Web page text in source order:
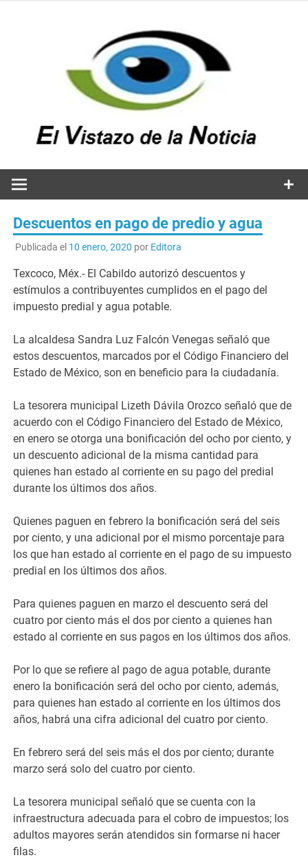
Descuentos en pago de predio y agua
Publicada el 10 enero, 2020 por Editora
Texcoco, Méx.- El Cabildo autorizó descuentos y
estímulos a contribuyentes cumplidos en el pago del
impuesto predial y agua potable.
La alcaldesa Sandra Luz Falcón Venegas señaló que
estos descuentos, marcados por el Código Financiero del
Estado de México, son en beneficio para la ciudadanía.
La tesorera municipal Lizeth Dávila Orozco señaló que de
acuerdo con el Código Financiero del Estado de México,
en enero se otorga una bonificación del ocho por ciento, y
un descuento adicional de la misma cantidad para
quienes han estado al corriente en su pago del predial
durante los últimos dos años.
Quienes paguen en febrero la bonificación será del seis
por ciento, y una adicional por el mismo porcentaje para
los que han estado al corriente en el pago de su impuesto
predial en los últimos dos años.
Para quienes paguen en marzo el descuento será del
cuatro por ciento más el dos por ciento a quienes han
estado al corriente en sus pagos en los últimos dos años.
Por lo que se refiere al pago de agua potable, durante
enero la bonificación será del ocho por ciento, además,
para quienes han estado al corriente en los últimos dos
años, habrá una cifra adicional del cuatro por ciento.
En febrero será del seis más el dos por ciento; durante
marzo será solo del cuatro por ciento.
La tesorera municipal señaló que se cuenta con la
infraestructura adecuada para el cobro de impuestos; los
adultos mayores serán atendidos sin formarse ni hacer
filas.